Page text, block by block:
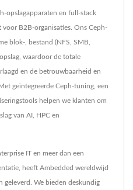
opslagapparaten en full-stack
B2B-organisaties. Ons Ceph-
blok-, bestand (NFS, SMB,
waardoor de totale
en de betrouwbaarheid en
geïntegreerde Ceph-tuning, een
helpen we klanten om
van AI, HPC en
IT en meer dan een
heeft Ambedded wereldwijd
geleverd. We bieden deskundig